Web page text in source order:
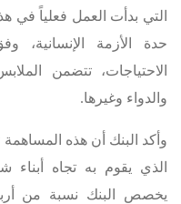
التي بدأت العمل فعلياً في
حدة الأزمة
الاحتياجات، تتضمن
والدواء وغيرها.
وأكد البنك أن هذه
الذي يقوم به تجاه
يخصص البنك نسبة من